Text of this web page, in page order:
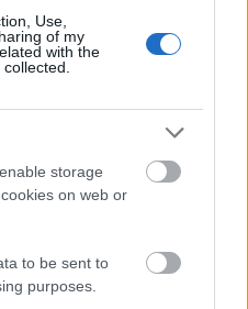
Use,
of my
with the
storage
on web or
to be sent to
purposes.
során rengeteg
időre kimerítve ezzel
többek közt ősszel is
mennyiségű érett
forgatásával! Ezt
ha most nem ültetünk
tavasszal azonnal
fogadására. A parlagi
nem rossz ötlet
enyhébb őszi időben
kihajtani és
tavaszig kint